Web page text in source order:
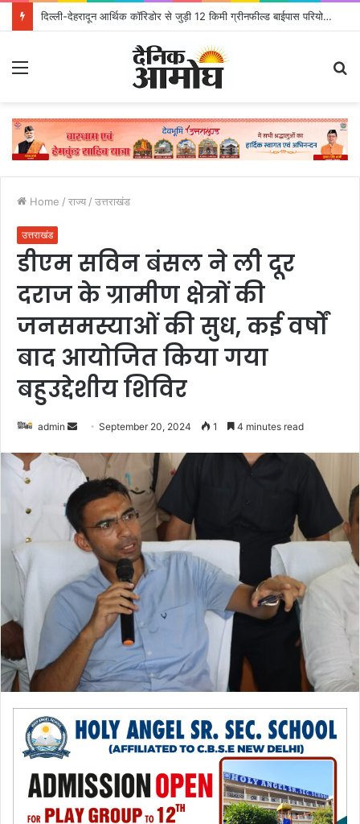
दिल्ली-देहरादून आर्थिक कॉरिडोर से जुड़ी 12 किमी ग्रीनफील्ड बाईपास परियोजना का डीएम ने किया निरीक्षण; समयबद्ध एवं गुणवत्तापूर्ण निर्माण सुनिश्चित करने के निर्देश, सुरक्षा मानकों से कोई समझौता नहींः डीएम
Home / राज्य / उत्तराखंड
उत्तराखंड
डीएम सविन बंसल ने ली दूर
दराज के ग्रामीण क्षेत्रों की
जनसमस्याओं की सुध, कई वर्षों
बाद आयोजित किया गया
बहुउद्देशीय शिविर
admin
n
d
e
a
l
September 20, 2024 1 4 minutes read